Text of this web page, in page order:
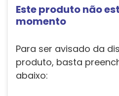
Este produto não
momento
Para ser avisado da
produto, basta
abaixo: